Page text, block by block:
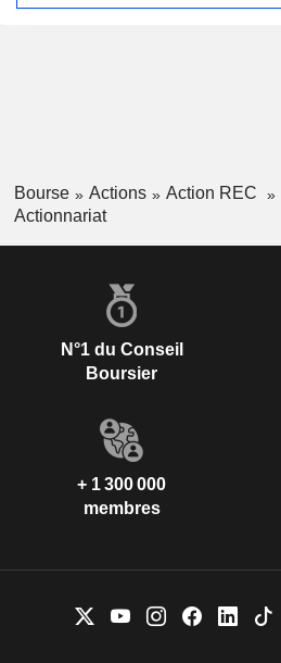
Bourse Actions Action REC
Actionnariat
N°1 du Conseil
Boursier
+ 1 300 000
membres